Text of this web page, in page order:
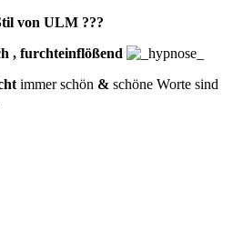
von ULM ???
, furchteinflößend
immer schön & schöne Worte sind